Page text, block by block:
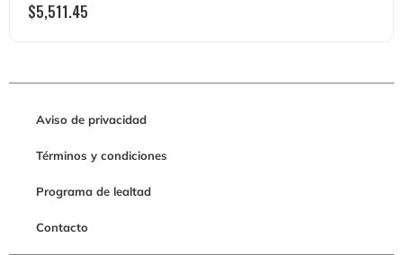
$5,511.45
Aviso de privacidad
Términos y condiciones
Programa de lealtad
Contacto